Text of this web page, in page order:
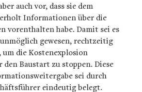
auch vor, dass sie dem
Informationen über die
vorenthalten habe. Damit sei es
gewesen, rechtzeitig
die Kostenexplosion
den Baustart zu stoppen. Diese
sei durch
eindeutig belegt.